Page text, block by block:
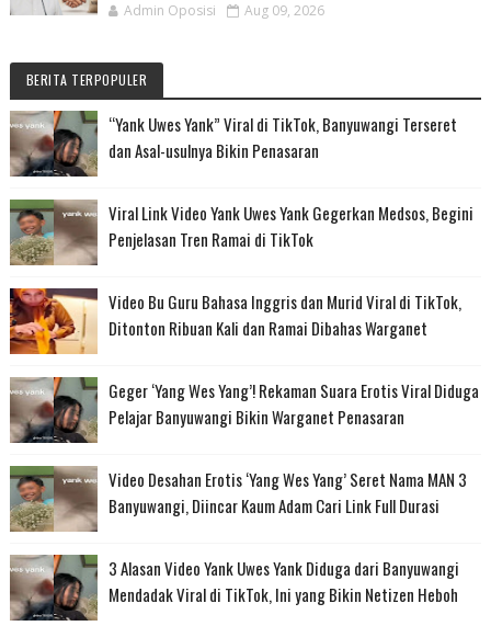
Admin Oposisi Aug 09, 2026
BERITA TERPOPULER
“Yank Uwes Yank” Viral di TikTok, Banyuwangi Terseret
dan Asal-usulnya Bikin Penasaran
Viral Link Video Yank Uwes Yank Gegerkan Medsos, Begini
Penjelasan Tren Ramai di TikTok
Video Bu Guru Bahasa Inggris dan Murid Viral di TikTok,
Ditonton Ribuan Kali dan Ramai Dibahas Warganet
Geger ‘Yang Wes Yang’! Rekaman Suara Erotis Viral Diduga
Pelajar Banyuwangi Bikin Warganet Penasaran
Video Desahan Erotis ‘Yang Wes Yang’ Seret Nama MAN 3
Banyuwangi, Diincar Kaum Adam Cari Link Full Durasi
3 Alasan Video Yank Uwes Yank Diduga dari Banyuwangi
Mendadak Viral di TikTok, Ini yang Bikin Netizen Heboh